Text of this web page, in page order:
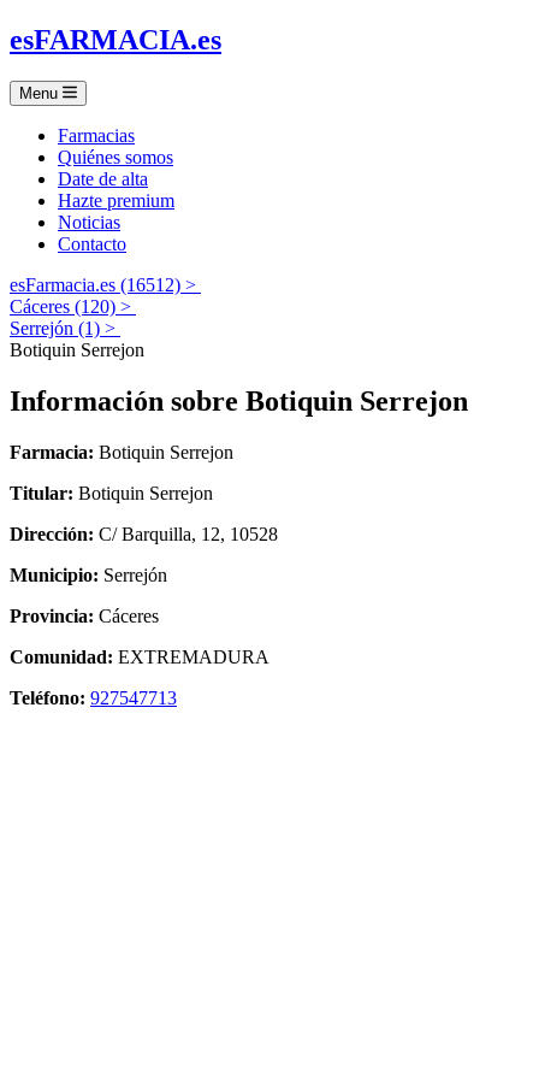
esFARMACIA.es
Menu
Farmacias
Quiénes somos
Date de alta
Hazte premium
Noticias
Contacto
esFarmacia.es (16512) >
Cáceres (120) >
Serrejón (1) >
Botiquin Serrejon
Información sobre Botiquin Serrejon
Farmacia: Botiquin Serrejon
Titular: Botiquin Serrejon
Dirección: C/ Barquilla, 12, 10528
Municipio: Serrejón
Provincia: Cáceres
Comunidad: EXTREMADURA
Teléfono: 927547713